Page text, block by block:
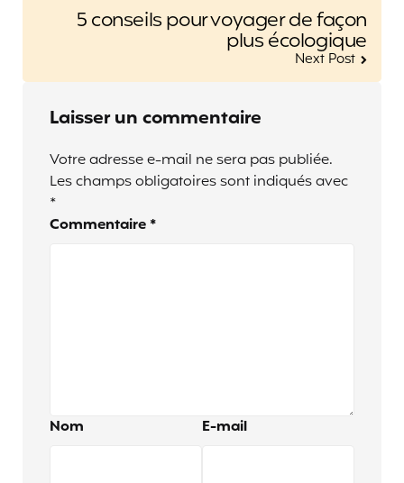
5 conseils pour voyager de façon
plus écologique
Next Post
Laisser un commentaire
Votre adresse e-mail ne sera pas publiée.
Les champs obligatoires sont indiqués avec
*
Commentaire *
Nom E-mail